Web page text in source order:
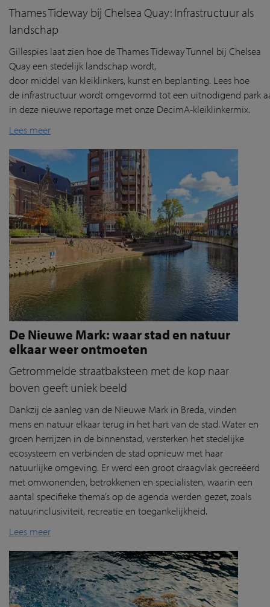
Thames Tideway bij Chelsea Quay: Infrastructuur als
landschap
Gillespies laatzien hoe de ThamesTidewayTunnel bij Chelsea
Quayeen stedelijk landschapwordt,
door middel van kleiklinkers, kunsten beplanting. Lees hoe
de infrastructuurwordtomgevormd toteen uitnodigend park
in deze nieuwe reportage metonze DecimA-kleiklinkermix.
Lees meer
De Nieuwe Mark: waar stad en natuur
elkaar weer ontmoeten
Getrommelde straatbaksteen met de kop naar
boven geeft uniek beeld
Dankzij de aanleg van de Nieuwe Mark in Breda, vinden
mens en natuur elkaar terug in het hart van de stad. Water en
groen herrijzen in de binnenstad, versterken het stedelijke
ecosysteem en verbinden de stad opnieuw met haar
natuurlijke omgeving. Er werd een groot draagvlak gecreëerd
met omwonenden, betrokkenen en specialisten, waarin een
aantal specifieke thema’s op de agenda werden gezet, zoals
natuurinclusiviteit, recreatie en toegankelijkheid.
Lees meer